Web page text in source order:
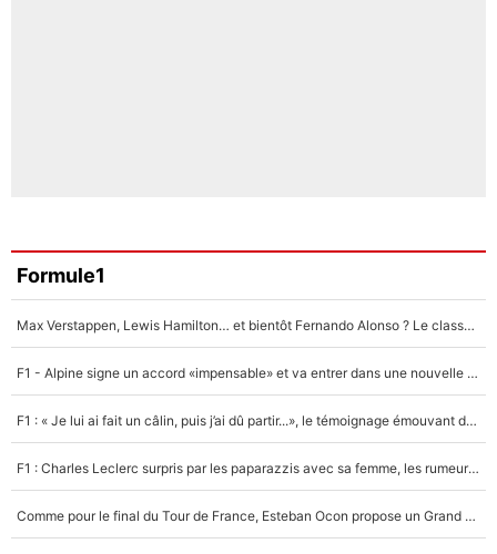
Formule1
Max Verstappen, Lewis Hamilton… et bientôt Fernando Alonso ? Le classement des pilotes les mieux payés en Formule 1 risque de changer !
F1 - Alpine signe un accord «impensable» et va entrer dans une nouvelle dimension : Grande nouvelle pour Pierre Gasly !
F1 : « Je lui ai fait un câlin, puis j’ai dû partir...», le témoignage émouvant de Max Verstappen sur sa fille
F1 : Charles Leclerc surpris par les paparazzis avec sa femme, les rumeurs étaient vraies !
Comme pour le final du Tour de France, Esteban Ocon propose un Grand Prix de Formule 1 à Paris : «Autour de l’Arc de Triomphe, ce serait génial» !